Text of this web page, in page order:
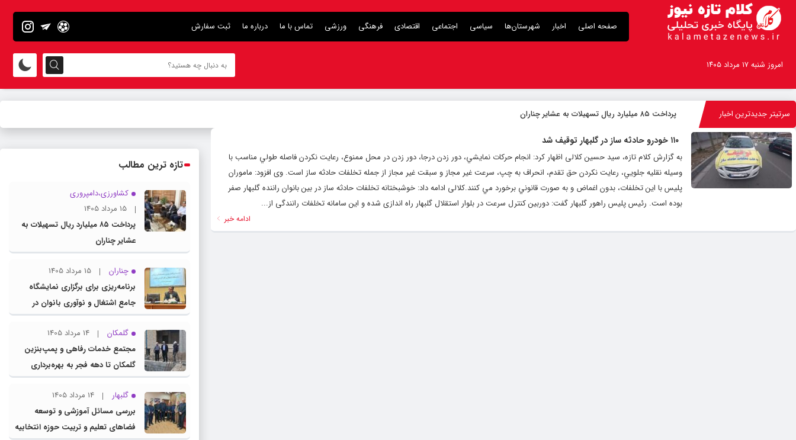
صفحه اصلی اخبار شهرستان‌ها سیاسی اجتماعی اقتصادی فرهنگی ورزشی تماس با ما درباره ما ثبت سفارش
امروز شنبه ۱۷ مرداد ۱۴۰۵
سرتیتر جدیدترین اخبار پرداخت ۸۵ میلیارد ریال تسهیلات به عشایر چناران
۱۱۰ خودرو حادثه ساز در گلبهار توقیف شد
به گزارش کلام تازه، سید حسین کلالی اظهار کرد: انجام حركات نمايشي، دور زدن درجا، دور زدن در محل ممنوع، رعايت نكردن فاصله طولي مناسب با
وسيله نقليه جلويي، رعايت نكردن حق تقدم، انحراف به چپ، سرعت غير مجاز و سبقت غير مجاز از جمله تخلفات حادثه ساز است. وی افزود: ماموران
پليس با اين تخلفات، بدون اغماض و به صورت قانوني برخورد مي كنند.کلالی ادامه داد: خوشبختانه تخلفات حادثه ساز در بین بانوان راننده گلبهار صفر
بوده است. رئیس پلیس راهور گلبهار گفت: دوربین کنترل سرعت در بلوار استقلال گلبهار راه اندازی شده و این سامانه تخلفات رانندگی از...
ادامه خبر
تازه ترین مطالب
کشاورزی،دامپروری
15 مرداد 1405
پرداخت ۸۵ میلیارد ریال تسهیلات به
عشایر چناران
چناران
15 مرداد 1405
برنامه‌ریزی برای برگزاری نمایشگاه
جامع اشتغال و نوآوری بانوان در
چناران
گلمکان
14 مرداد 1405
مجتمع خدمات رفاهی و پمپ‌بنزین
گلمکان تا دهه فجر به بهره‌برداری
می‌رسد
گلبهار
14 مرداد 1405
بررسی مسائل آموزشی و توسعه
فضاهای تعلیم و تربیت حوزه انتخابیه